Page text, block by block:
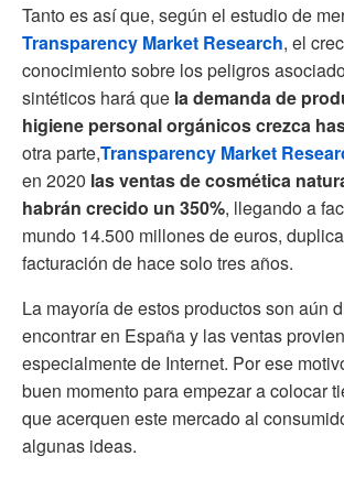
Tanto es así que, según el estudio de
Transparency Market Research, el
conocimiento sobre los peligros
sintéticos hará que la demanda de
higiene personal orgánicos crezca
otra parte,Transparency Market
en 2020 las ventas de cosmética
habrán crecido un 350%, llegando a
mundo 14.500 millones de euros,
facturación de hace solo tres años.
La mayoría de estos productos son aún
encontrar en España y las ventas
especialmente de Internet. Por ese
buen momento para empezar a colocar
que acerquen este mercado al
algunas ideas.